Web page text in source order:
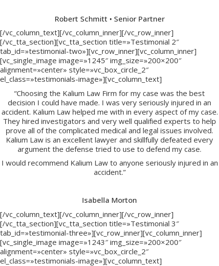
Robert Schmitt • Senior Partner
[/vc_column_text][/vc_column_inner][/vc_row_inner]
[/vc_tta_section][vc_tta_section title=»Testimonial 2″
tab_id=»testimonial-two»][vc_row_inner][vc_column_inner]
[vc_single_image image=»1245″ img_size=»200×200″
alignment=»center» style=»vc_box_circle_2″
el_class=»testimonials-image»][vc_column_text]
“Choosing the Kalium Law Firm for my case was the best
decision I could have made. I was very seriously injured in an
accident. Kalium Law helped me with in every aspect of my case.
They hired investigators and very well qualified experts to help
prove all of the complicated medical and legal issues involved.
Kalium Law is an excellent lawyer and skillfully defeated every
argument the defense tried to use to defend my case.
I would recommend Kalium Law to anyone seriously injured in an
accident.”
Isabella Morton
[/vc_column_text][/vc_column_inner][/vc_row_inner]
[/vc_tta_section][vc_tta_section title=»Testimonial 3″
tab_id=»testimonial-three»][vc_row_inner][vc_column_inner]
[vc_single_image image=»1243″ img_size=»200×200″
alignment=»center» style=»vc_box_circle_2″
el_class=»testimonials-image»][vc_column_text]